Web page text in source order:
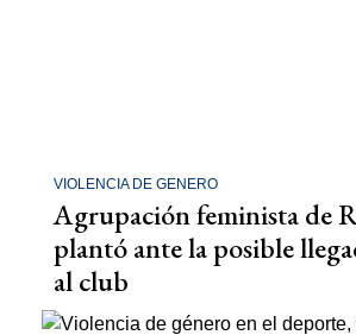
VIOLENCIA DE GENERO
Agrupación feminista de
plantó ante la posible
al club